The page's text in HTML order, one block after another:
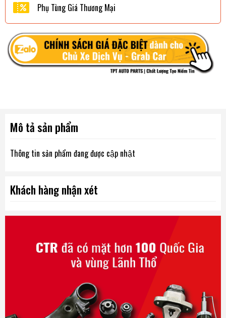
Phụ Tùng Giá Thương Mại
Mô tả sản phẩm
Thông tin sản phẩm đang được cập nhật
Khách hàng nhận xét